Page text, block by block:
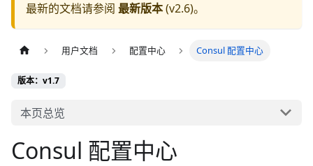
最新的文档请参阅 最新版本(v2.6)。
用户文档 配置中心 Consul 配置中心
版本：v1.7
本页总览
Consul 配置中心